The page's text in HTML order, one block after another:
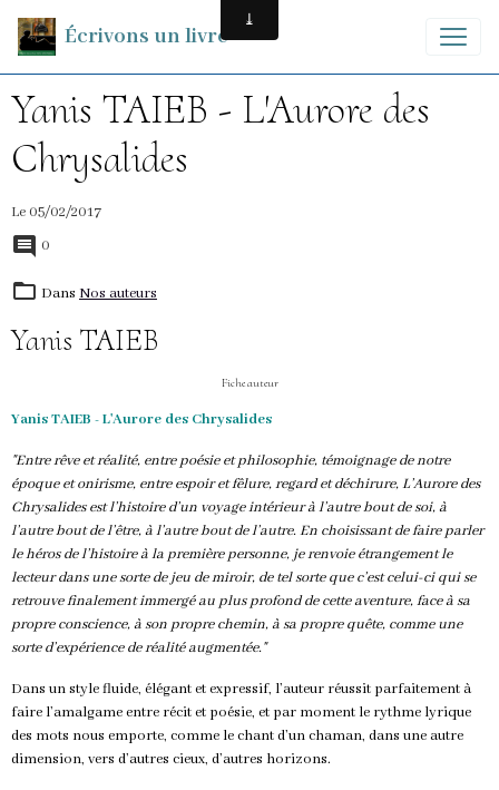
Écrivons un livre
Yanis TAIEB - L'Aurore des
Chrysalides
Le 05/02/2017
0
Dans Nos auteurs
Yanis TAIEB
Fiche auteur
Yanis TAIEB - L'Aurore des Chrysalides
"Entre rêve et réalité, entre poésie et philosophie, témoignage de notre
époque et onirisme, entre espoir et fêlure, regard et déchirure, L’Aurore des
Chrysalides est l’histoire d’un voyage intérieur à l’autre bout de soi, à
l’autre bout de l’être, à l’autre bout de l’autre. En choisissant de faire parler
le héros de l’histoire à la première personne, je renvoie étrangement le
lecteur dans une sorte de jeu de miroir, de tel sorte que c’est celui-ci qui se
retrouve finalement immergé au plus profond de cette aventure, face à sa
propre conscience, à son propre chemin, à sa propre quête, comme une
sorte d’expérience de réalité augmentée."
Dans un style fluide, élégant et expressif, l’auteur réussit parfaitement à
faire l’amalgame entre récit et poésie, et par moment le rythme lyrique
des mots nous emporte, comme le chant d’un chaman, dans une autre
dimension, vers d’autres cieux, d’autres horizons.